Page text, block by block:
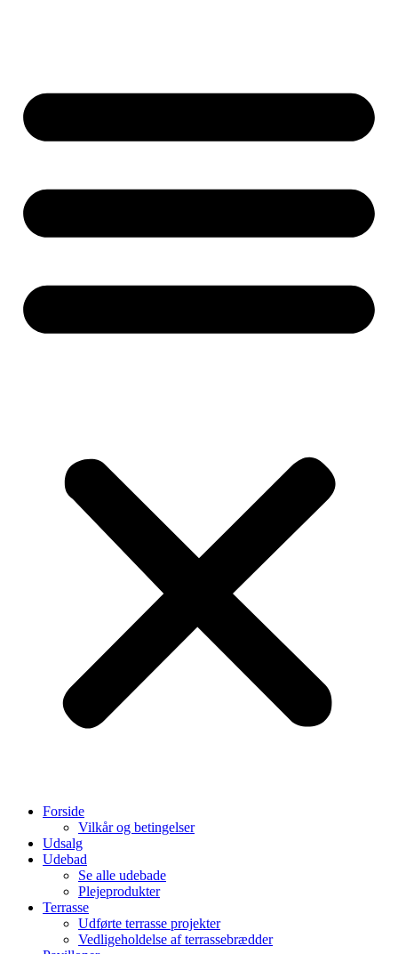
Forside
Vilkår og betingelser
Udsalg
Udebad
Se alle udebade
Plejeprodukter
Terrasse
Udførte terrasse projekter
Vedligeholdelse af terrassebrædder